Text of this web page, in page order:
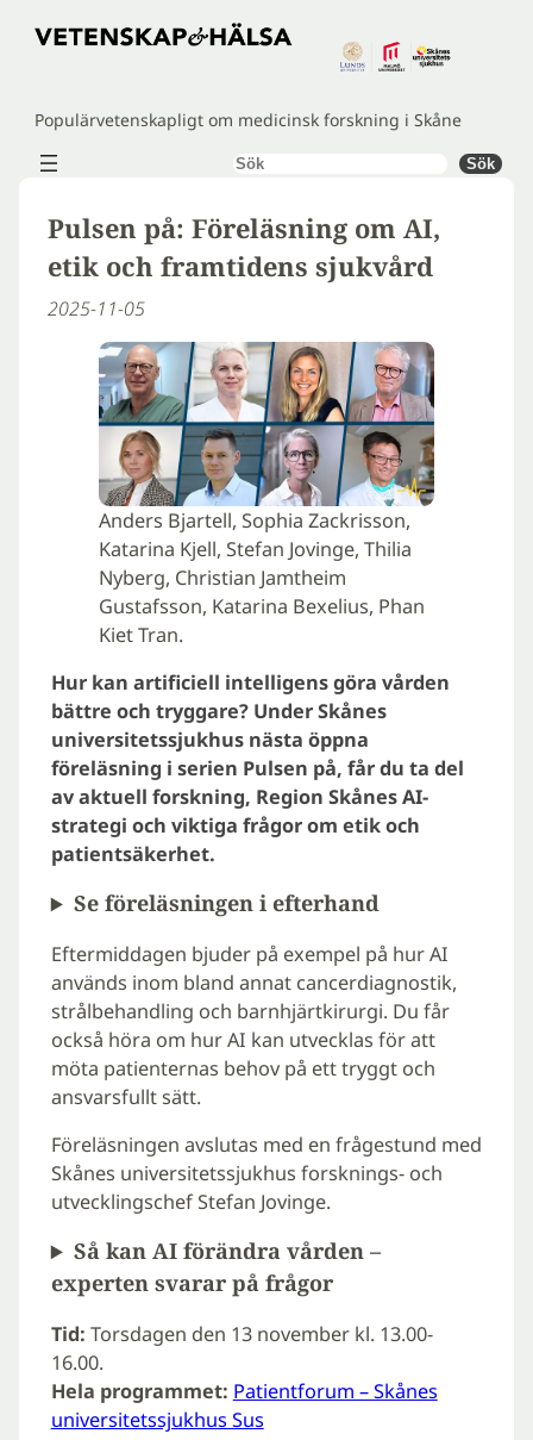
Hoppa
Populärvetenskapligt om medicinsk forskning i Skåne
Sök Sök
Pulsen på: Föreläsning om AI,
etik och framtidens sjukvård
2025-11-05
Anders Bjartell, Sophia Zackrisson,
Katarina Kjell, Stefan Jovinge, Thilia
Nyberg, Christian Jamtheim
Gustafsson, Katarina Bexelius, Phan
Kiet Tran.
Hur kan artificiell intelligens göra vården
bättre och tryggare? Under Skånes
universitetssjukhus nästa öppna
föreläsning i serien Pulsen på, får du ta del
av aktuell forskning, Region Skånes AI-
strategi och viktiga frågor om etik och
patientsäkerhet.
Se föreläsningen i efterhand
Eftermiddagen bjuder på exempel på hur AI
används inom bland annat cancerdiagnostik,
strålbehandling och barnhjärtkirurgi. Du får
också höra om hur AI kan utvecklas för att
möta patienternas behov på ett tryggt och
ansvarsfullt sätt.
Föreläsningen avslutas med en frågestund med
Skånes universitetssjukhus forsknings- och
utvecklingschef Stefan Jovinge.
Så kan AI förändra vården –
experten svarar på frågor
Tid: Torsdagen den 13 november kl. 13.00-
16.00.
Hela programmet: Patientforum – Skånes
universitetssjukhus Sus